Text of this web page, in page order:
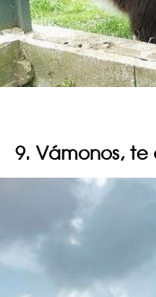
9. Vámonos,